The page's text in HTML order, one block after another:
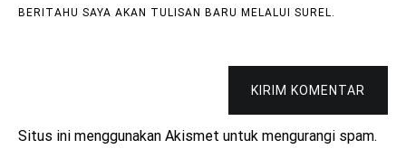
BERITAHU SAYA AKAN TULISAN BARU MELALUI SUREL.
KIRIM KOMENTAR
Situs ini menggunakan Akismet untuk mengurangi spam.